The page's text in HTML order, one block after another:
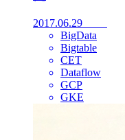
2017.06.29
BigData
Bigtable
CET
Dataflow
GCP
GKE